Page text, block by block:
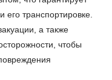
транспортировке.
а также
чтобы